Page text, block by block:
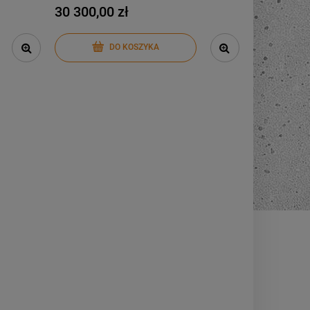
Piec na pellet Eva Calor
Adele 9 kW
30 300,00 zł
DO KOSZYKA